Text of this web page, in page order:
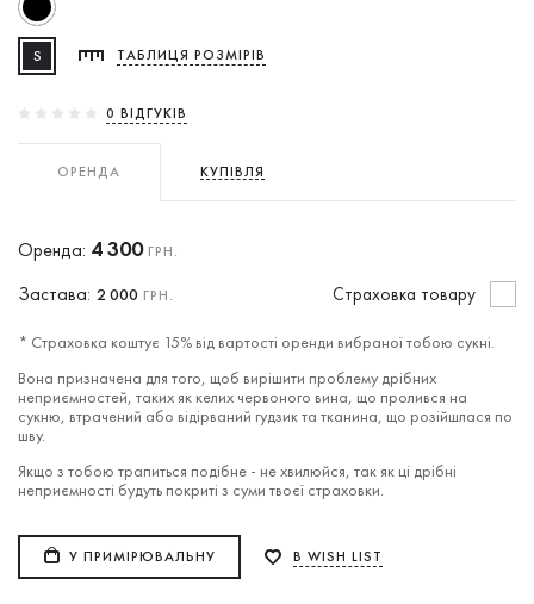
S ТАБЛИЦЯ РОЗМІРІВ
0 ВIДГУКIВ
ОРЕНДА КУПІВЛЯ
Оренда: 4 300ГРН.
Застава: 2 000 ГРН. Cтраховка товару
* Страховка коштує 15% від вартості оренди вибраної тобою сукні.
Вона призначена для того, щоб вирішити проблему дрібних
неприємностей, таких як келих червоного вина, що пролився на
сукню, втрачений або відірваний гудзик та тканина, що розійшлася по
шву.
Якщо з тобою трапиться подібне - не хвилюйся, так як ці дрібні
неприємності будуть покриті з суми твоєї страховки.
У ПРИМІРЮВАЛЬНУ В WISH LIST